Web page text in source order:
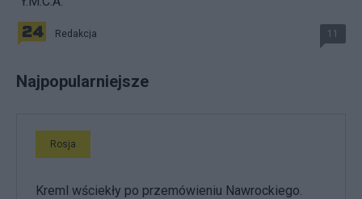
Redakcja 11
Najpopularniejsze
Rosja
Kreml wściekły po przemówieniu Nawrockiego.